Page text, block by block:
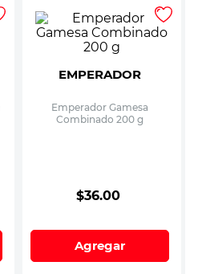
EMPERADOR
Emperador Gamesa
Combinado 200 g
$36.00
Agregar